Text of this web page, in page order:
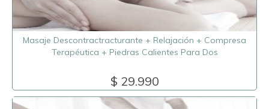
Masaje Descontractracturante + Relajación + Compresa
Terapéutica + Piedras Calientes Para Dos
$ 29.990